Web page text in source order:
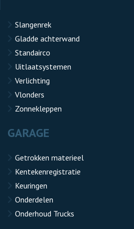
Slangenrek
Gladde achterwand
Standairco
Uitlaatsystemen
Verlichting
Vlonders
Zonnekleppen
GARAGE
Getrokken materieel
Kentekenregistratie
Keuringen
Onderdelen
Onderhoud Trucks